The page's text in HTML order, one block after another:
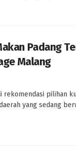
Padang
Malang
rekomendasi pilihan
yang sedang